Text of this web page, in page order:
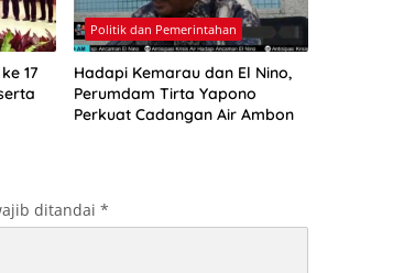
17
Politik dan Pemerintahan
Hadapi Kemarau dan El Nino,
Perumdam Tirta Yapono
Perkuat Cadangan Air Ambon
ditandai *